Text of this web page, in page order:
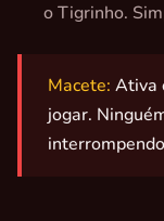
o Tigrinho.
Macete: Ativa
jogar.